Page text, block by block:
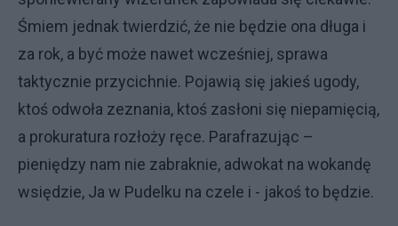
Śmiem jednak twierdzić, że nie będzie ona długa i
za rok, a być może nawet wcześniej, sprawa
taktycznie przycichnie. Pojawią się jakieś ugody,
ktoś odwoła zeznania, ktoś zasłoni się niepamięcią,
a prokuratura rozłoży ręce. Parafrazując –
pieniędzy nam nie zabraknie, adwokat na wokandę
wsiędzie, Ja w Pudelku na czele i - jakoś to będzie.